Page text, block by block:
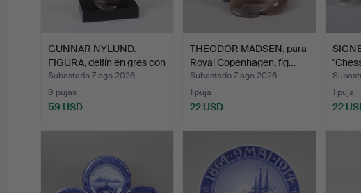
GUNNAR NYLUND.
FIGURA, delfín en gres con
…
Subastado 7 ago 2026
8 pujas
59 USD
THEODOR MADSEN. para
Royal Copenhagen, fig…
Subastado 7 ago 2026
1 puja
22 USD
1 puja
22